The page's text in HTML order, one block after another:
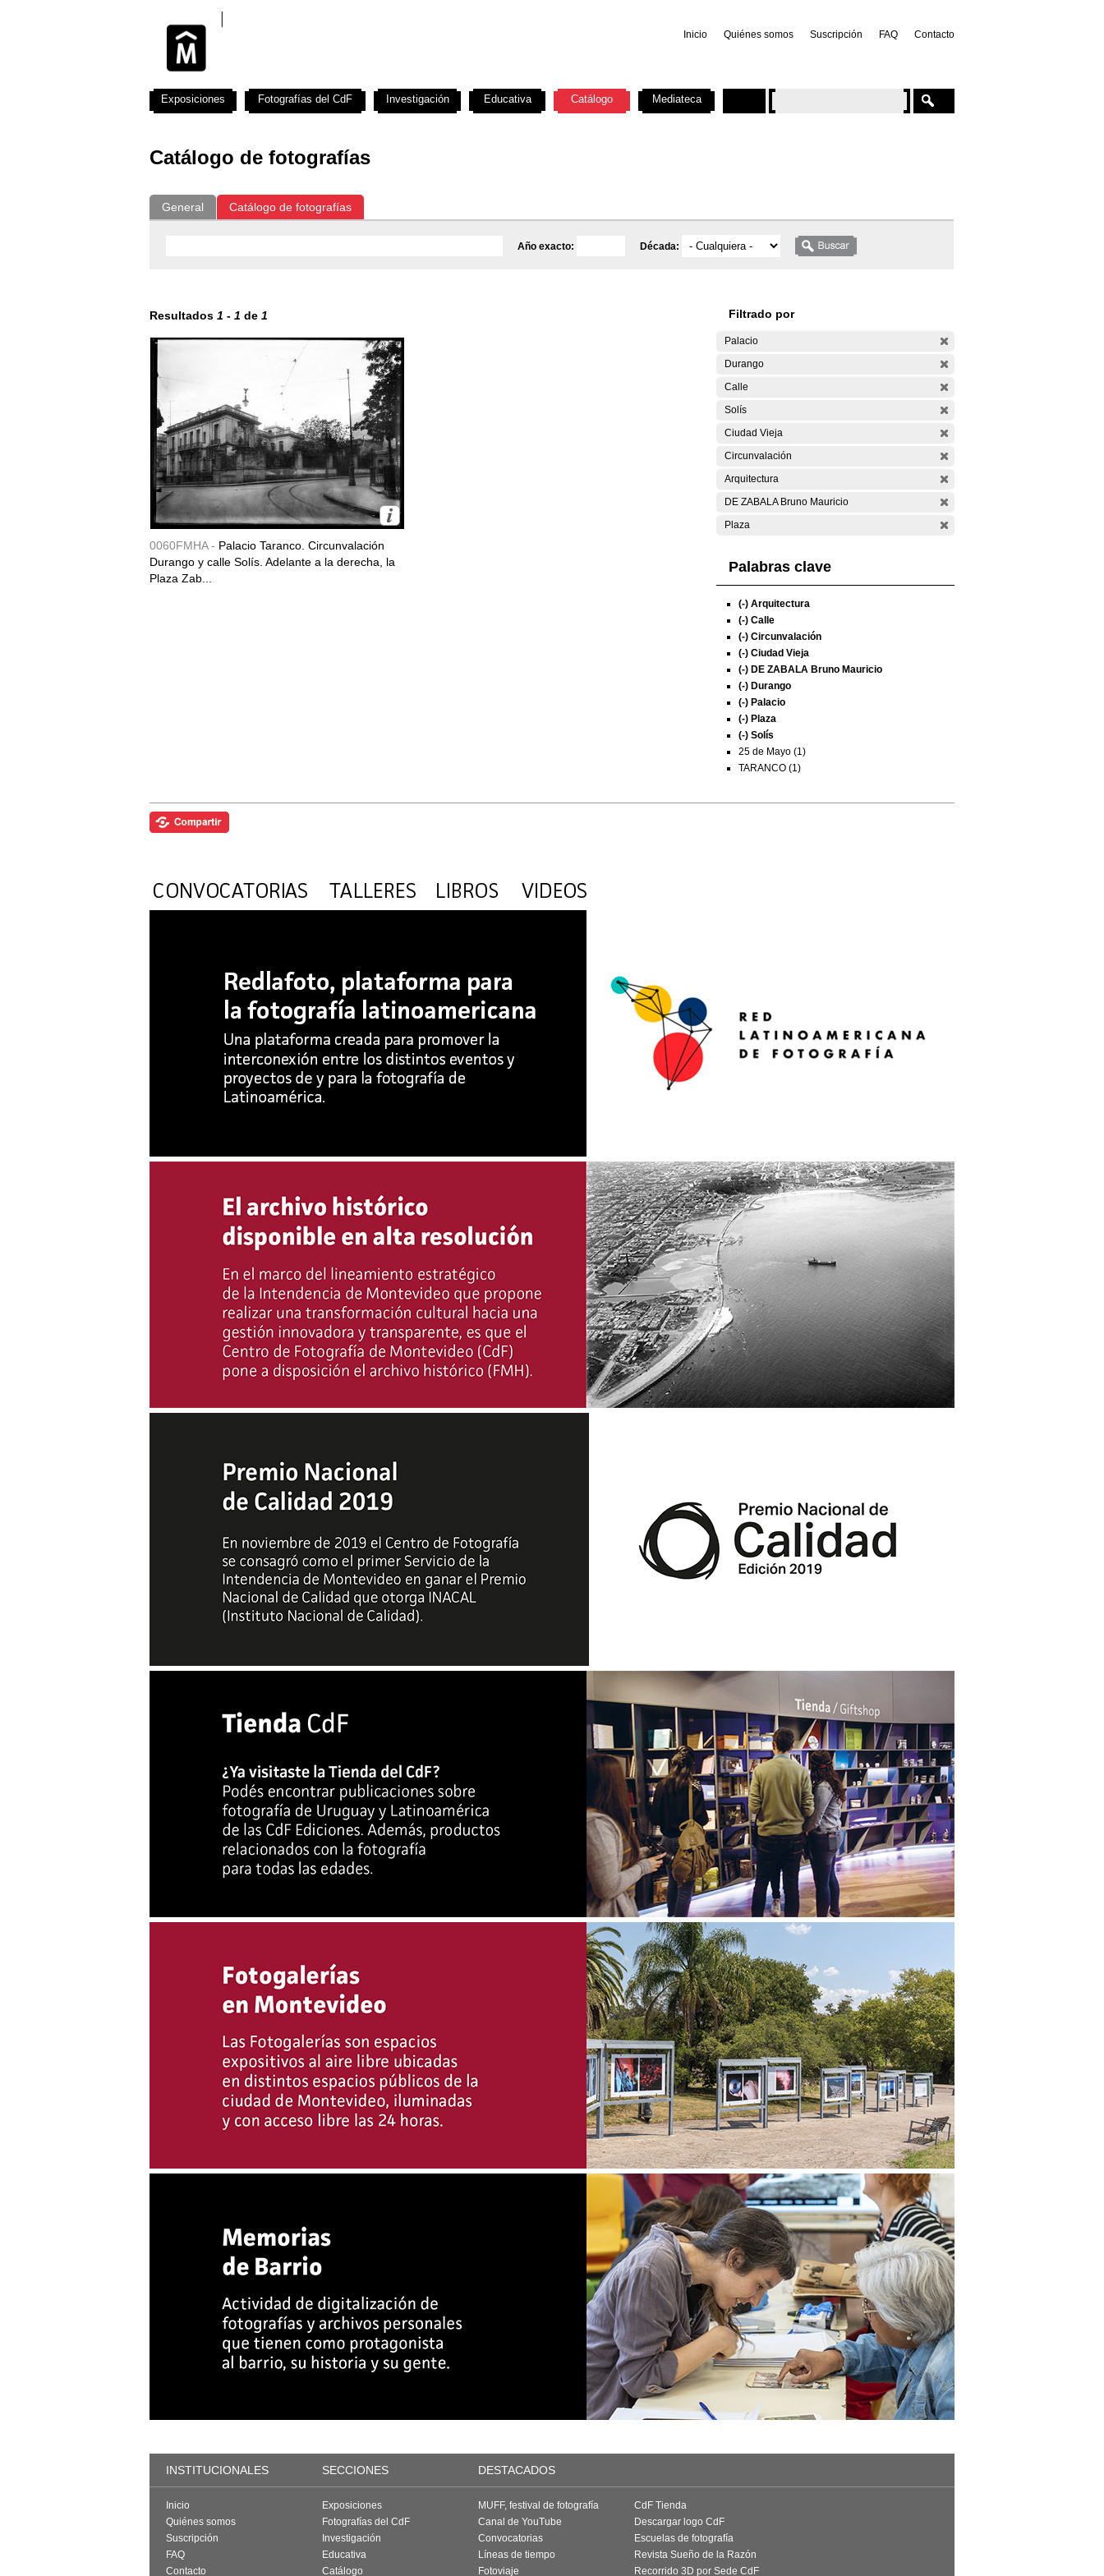
Inicio Quiénes somos Suscripción FAQ Contacto
Catálogo de fotografías
General Catálogo de fotografías
Año exacto: Década:
Resultados 1 - 1 de 1
0060FMHA - Palacio Taranco. Circunvalación
Durango y calle Solís. Adelante a la derecha, la
Plaza Zab...
Filtrado por
Palacio
Durango
Calle
Solís
Ciudad Vieja
Circunvalación
Arquitectura
DE ZABALA Bruno Mauricio
Plaza
Palabras clave
(-) Arquitectura
(-) Calle
(-) Circunvalación
(-) Ciudad Vieja
(-) DE ZABALA Bruno Mauricio
(-) Durango
(-) Palacio
(-) Plaza
(-) Solís
25 de Mayo (1)
TARANCO (1)
Exposiciones Fotografías del CdF Investigación Educativa Catálogo Mediateca
INSTITUCIONALES SECCIONES DESTACADOS
Inicio
Quiénes somos
Suscripción
FAQ
Contacto
Exposiciones
Fotografías del CdF
Investigación
Educativa
Catálogo
MUFF, festival de fotografía
Canal de YouTube
Convocatorias
Líneas de tiempo
Fotoviaje
CdF Tienda
Descargar logo CdF
Escuelas de fotografía
Revista Sueño de la Razón
Recorrido 3D por Sede CdF